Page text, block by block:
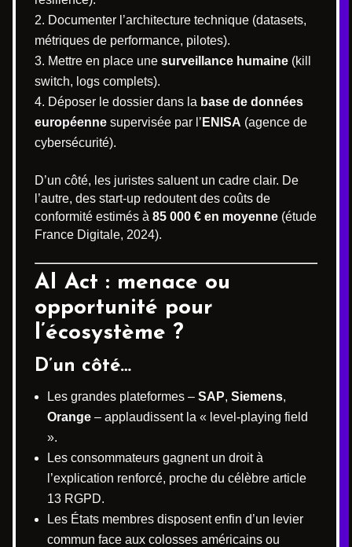
Documenter l’architecture technique (datasets,
métriques de performance, pilotes).
Mettre en place une surveillance humaine (kill
switch, logs complets).
Déposer le dossier dans la base de données
européenne supervisée par l’ ENISA (agence de
cybersécurité).
D’un côté, les juristes saluent un cadre clair. De
l’autre, des start-up redoutent des coûts de
conformité estimés à 85 000 € en moyenne (étude
France Digitale, 2024).
AI Act : menace ou
opportunité pour
l’écosystème ?
D’un côté…
Les grandes plateformes – SAP, Siemens,
Orange – applaudissent la « level-playing field
».
Les consommateurs gagnent un droit à
l’explication renforcé, proche du célèbre article
13 RGPD.
Les États membres disposent enfin d’un levier
commun face aux colosses américains ou